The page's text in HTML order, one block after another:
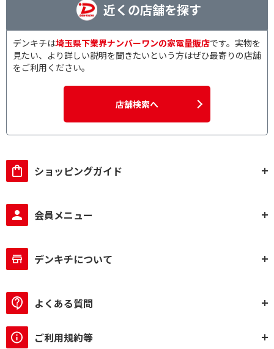
近くの店舗を探す
デンキチは埼玉県下業界ナンバーワンの家電量販店です。実物を
見たい、より詳しい説明を聞きたいという方はぜひ最寄りの店舗
をご利用ください。
店舗検索へ
ショッピングガイド
会員メニュー
デンキチについて
よくある質問
ご利用規約等